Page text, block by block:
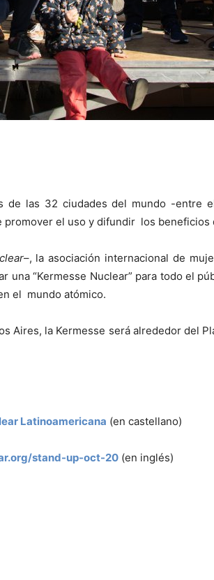
las 32 ciudades del mundo -entre
promover el uso y difundir los beneficios
–, la asociación internacional de
“Kermesse Nuclear” para todo el
el mundo atómico.
Aires, la Kermesse será alrededor del
Latinoamericana (en castellano)
stand-up-oct-20(en inglés)